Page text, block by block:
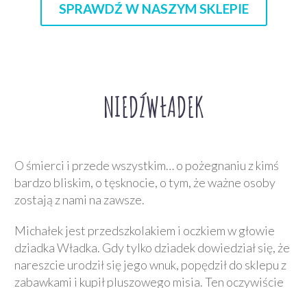
SPRAWDŹ W NASZYM SKLEPIE
NIEDŹWŁADEK
O śmierci i przede wszystkim… o pożegnaniu z kimś
bardzo bliskim, o tęsknocie, o tym, że ważne osoby
zostają z nami na zawsze.
Michałek jest przedszkolakiem i oczkiem w głowie
dziadka Władka. Gdy tylko dziadek dowiedział się, że
nareszcie urodził się jego wnuk, popędził do sklepu z
zabawkami i kupił pluszowego misia. Ten oczywiście